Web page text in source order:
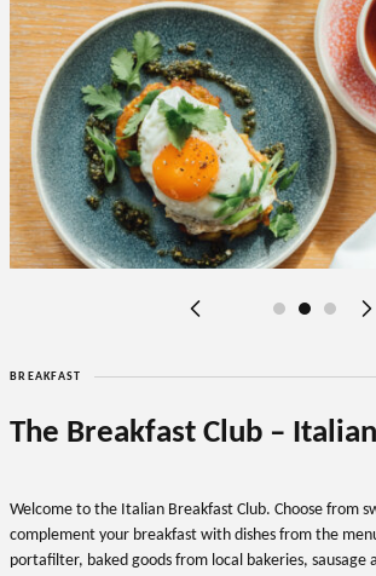
BREAKFAST
The Breakfast Club –
Welcome to the Italian Breakfast Club. Choose from
complement your breakfast with dishes from the
portafilter, baked goods from local bakeries, sausage